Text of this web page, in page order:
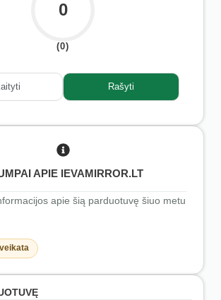
0
(0)
Rašyti
APIE IEVAMIRROR.LT
apie šią parduotuvę šiuo metu